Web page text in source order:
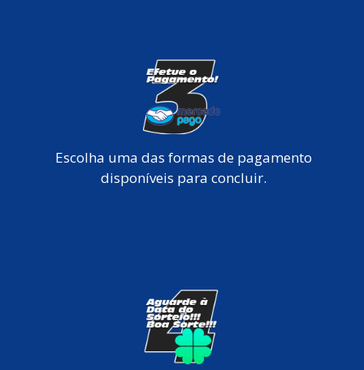
Escolha uma das formas de pagamento
disponíveis para concluir.